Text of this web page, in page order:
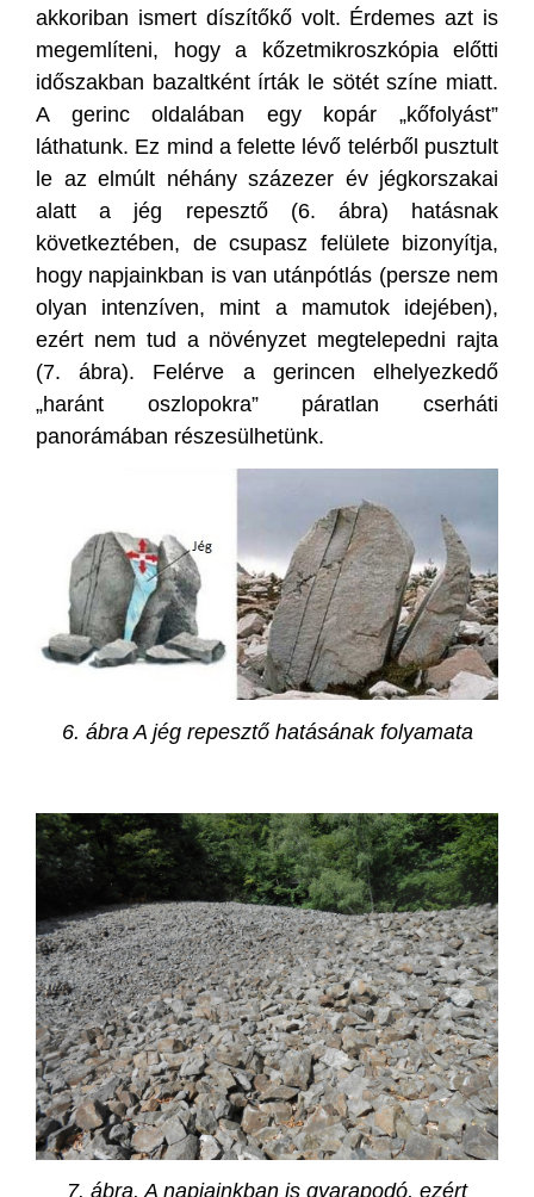
akkoriban ismert díszítőkő volt. Érdemes azt is
megemlíteni, hogy a kőzetmikroszkópia előtti
időszakban bazaltként írták le sötét színe miatt.
A gerinc oldalában egy kopár „kőfolyást”
láthatunk. Ez mind a felette lévő telérből pusztult
le az elmúlt néhány százezer év jégkorszakai
alatt a jég repesztő (6. ábra) hatásnak
következtében, de csupasz felülete bizonyítja,
hogy napjainkban is van utánpótlás (persze nem
olyan intenzíven, mint a mamutok idejében),
ezért nem tud a növényzet megtelepedni rajta
(7. ábra). Felérve a gerincen elhelyezkedő
„haránt oszlopokra” páratlan cserháti
panorámában részesülhetünk.
6. ábra A jég repesztő hatásának folyamata
7. ábra. A napjainkban is gyarapodó, ezért